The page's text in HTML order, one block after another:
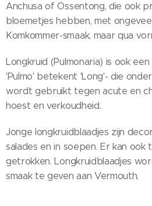
Anchusa of Ossentong, die ook
bloemetjes hebben, met
Komkommer-smaak, maar qua
Longkruid (Pulmonaria) is ook
'Pulmo' betekent 'Long'- die
wordt gebruikt tegen acute en
hoest en verkoudheid.
Jonge longkruidblaadjes zijn
salades en in soepen. Er kan ook
getrokken. Longkruidblaadjes
smaak te geven aan Vermouth.